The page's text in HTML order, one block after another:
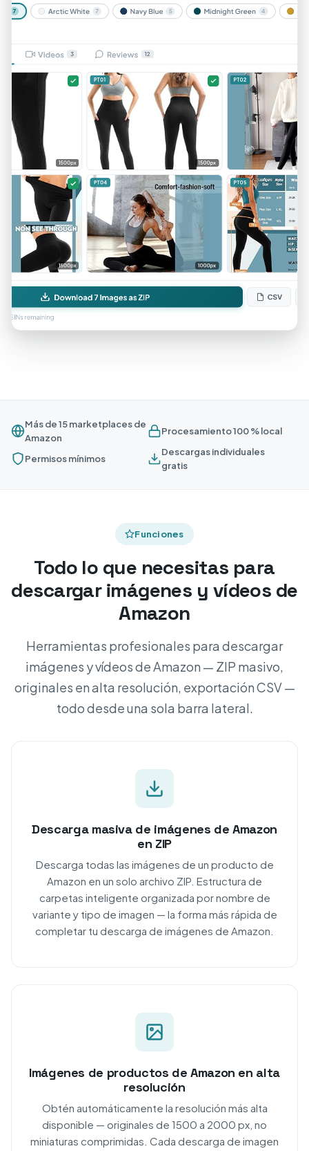
Más de 15 marketplaces de
Amazon
Procesamiento 100 % local
Permisos mínimos
Descargas individuales
gratis
Funciones
Todo lo que necesitas para
descargar imágenes y vídeos de
Amazon
Herramientas profesionales para descargar
imágenes y vídeos de Amazon — ZIP masivo,
originales en alta resolución, exportación CSV —
todo desde una sola barra lateral.
Descarga masiva de imágenes de Amazon
en ZIP
Descarga todas las imágenes de un producto de
Amazon en un solo archivo ZIP. Estructura de
carpetas inteligente organizada por nombre de
variante y tipo de imagen — la forma más rápida de
completar tu descarga de imágenes de Amazon.
Imágenes de productos de Amazon en alta
resolución
Obtén automáticamente la resolución más alta
disponible — originales de 1500 a 2000 px, no
miniaturas comprimidas. Cada descarga de imagen